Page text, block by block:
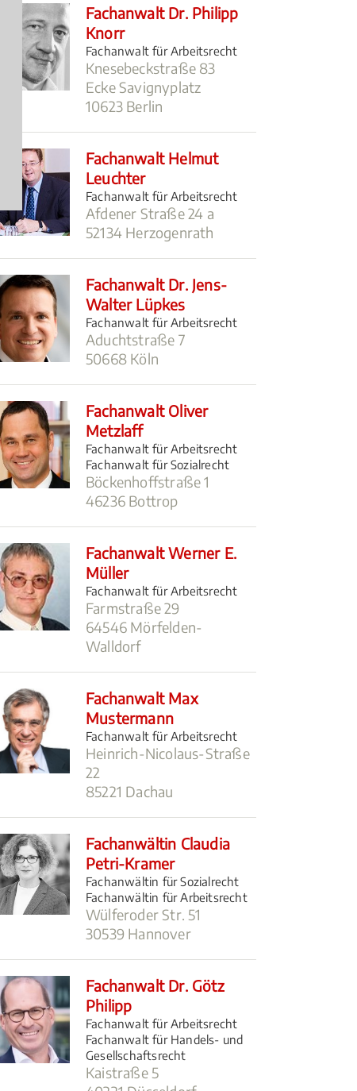
Fachanwalt Dr. Philipp
Knorr
Fachanwalt für Arbeitsrecht
Knesebeckstraße 83
Ecke Savignyplatz
10623 Berlin
Fachanwalt Helmut
Leuchter
Fachanwalt für Arbeitsrecht
Afdener Straße 24 a
52134 Herzogenrath
Fachanwalt Dr. Jens-
Walter Lüpkes
Fachanwalt für Arbeitsrecht
Aduchtstraße 7
50668 Köln
Fachanwalt Oliver
Metzlaff
Fachanwalt für Arbeitsrecht
Fachanwalt für Sozialrecht
Böckenhoffstraße 1
46236 Bottrop
Fachanwalt Werner E.
Müller
Fachanwalt für Arbeitsrecht
Farmstraße 29
64546 Mörfelden-
Walldorf
Fachanwalt Max
Mustermann
Fachanwalt für Arbeitsrecht
Heinrich-Nicolaus-Straße
22
85221 Dachau
Fachanwältin Claudia
Petri-Kramer
Fachanwältin für Sozialrecht
Fachanwältin für Arbeitsrecht
Wülferoder Str. 51
30539 Hannover
Fachanwalt Dr. Götz
Philipp
Fachanwalt für Arbeitsrecht
Fachanwalt für Handels- und
Gesellschaftsrecht
Kaistraße 5